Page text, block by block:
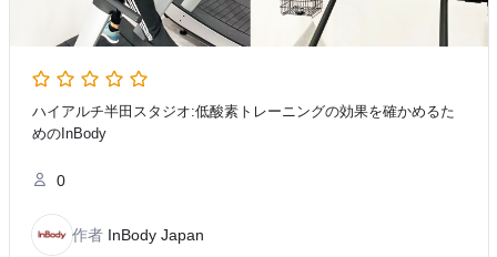
ハイアルチ半田スタジオ:低酸素トレーニングの効果を確かめるた
めのInBody
0
作者 InBody Japan